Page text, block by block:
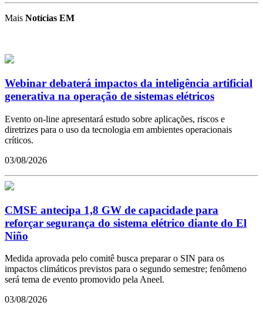
Mais Notícias EM
Webinar debaterá impactos da inteligência artificial
generativa na operação de sistemas elétricos
Evento on-line apresentará estudo sobre aplicações, riscos e
diretrizes para o uso da tecnologia em ambientes operacionais
críticos.
03/08/2026
CMSE antecipa 1,8 GW de capacidade para
reforçar segurança do sistema elétrico diante do El
Niño
Medida aprovada pelo comitê busca preparar o SIN para os
impactos climáticos previstos para o segundo semestre; fenômeno
será tema de evento promovido pela Aneel.
03/08/2026